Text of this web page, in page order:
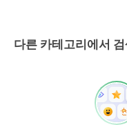
다른 카테고리에서